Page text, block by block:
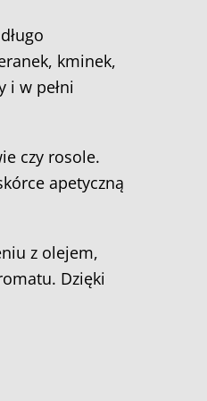
kminek,
i w pełni
czy rosole.
apetyczną
z olejem,
Dzięki